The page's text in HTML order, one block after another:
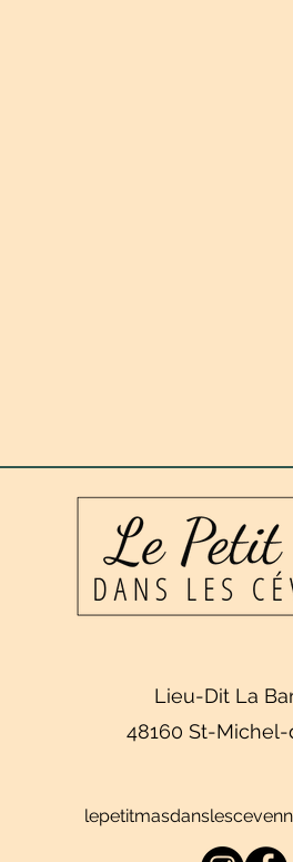
Lieu-Dit La
48160 St-